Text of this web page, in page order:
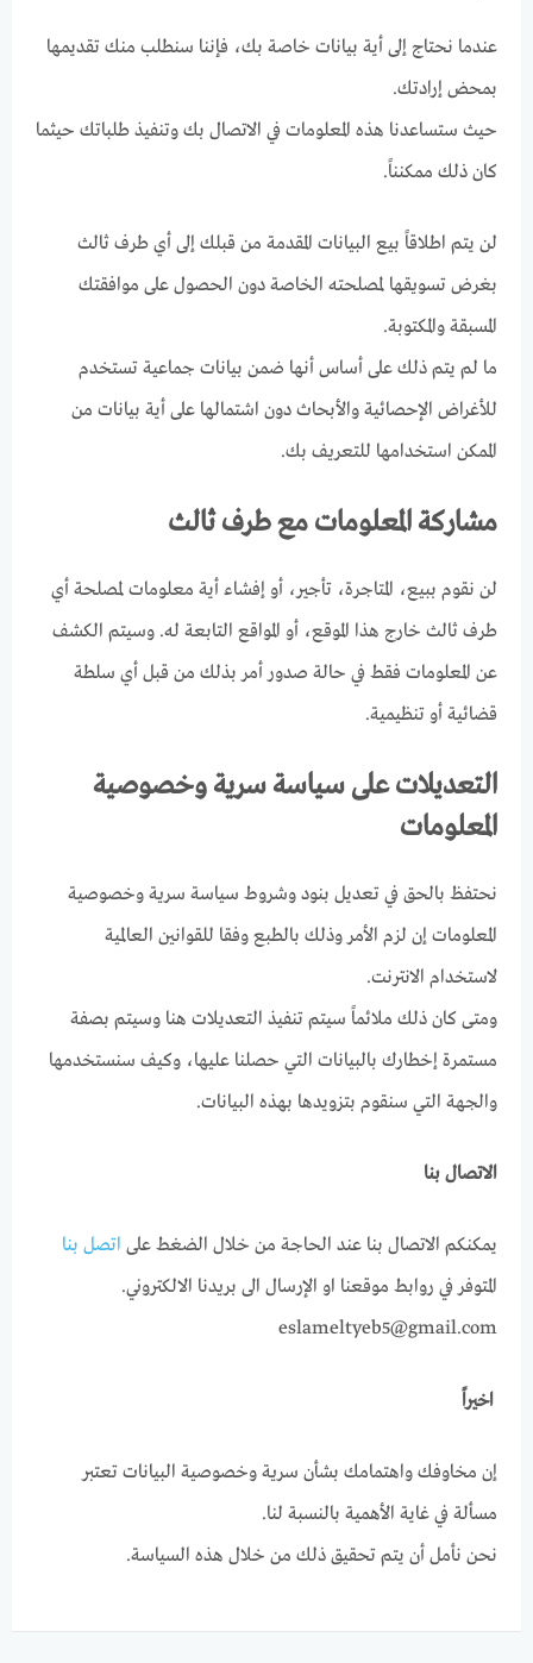
عندما نحتاج إلى أية بيانات خاصة بك، فإننا سنطلب منك تقديمها
بمحض إرادتك.
حيث ستساعدنا هذه المعلومات في الاتصال بك وتنفيذ طلباتك حيثما
كان ذلك ممكنناً.
لن يتم اطلاقاً بيع البيانات المقدمة من قبلك إلى أي طرف ثالث
بغرض تسويقها لمصلحته الخاصة دون الحصول على موافقتك
المسبقة والمكتوبة.
ما لم يتم ذلك على أساس أنها ضمن بيانات جماعية تستخدم
للأغراض الإحصائية والأبحاث دون اشتمالها على أية بيانات من
الممكن استخدامها للتعريف بك.
مشاركة المعلومات مع طرف ثالث
لن نقوم ببيع، المتاجرة، تأجير، أو إفشاء أية معلومات لمصلحة أي
طرف ثالث خارج هذا الموقع، أو المواقع التابعة له. وسيتم الكشف
عن المعلومات فقط في حالة صدور أمر بذلك من قبل أي سلطة
قضائية أو تنظيمية.
التعديلات على سياسة سرية وخصوصية
المعلومات
نحتفظ بالحق في تعديل بنود وشروط سياسة سرية وخصوصية
المعلومات إن لزم الأمر وذلك بالطبع وفقا للقوانين العالمية
لاستخدام الانترنت.
ومتى كان ذلك ملائماً سيتم تنفيذ التعديلات هنا وسيتم بصفة
مستمرة إخطارك بالبيانات التي حصلنا عليها، وكيف سنستخدمها
والجهة التي سنقوم بتزويدها بهذه البيانات.
الاتصال بنا
يمكنكم الاتصال بنا عند الحاجة من خلال الضغط على اتصل بنا
المتوفر في روابط موقعنا او الإرسال الى بريدنا الالكتروني.
eslameltyeb5@gmail.com
اخيراً
إن مخاوفك واهتمامك بشأن سرية وخصوصية البيانات تعتبر
مسألة في غاية الأهمية بالنسبة لنا.
نحن نأمل أن يتم تحقيق ذلك من خلال هذه السياسة.